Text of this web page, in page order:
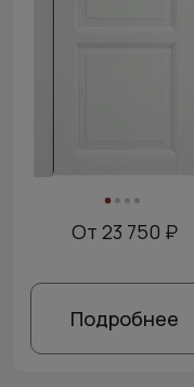
От 23 750 ₽
Подробнее